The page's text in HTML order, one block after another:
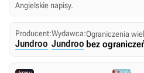
Angielskie napisy.
Producent:
Jundroo
Wydawca:
Jundroo
Ograniczenia
bez